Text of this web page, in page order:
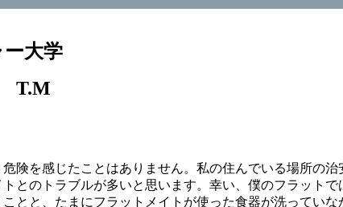
大学
T.M
険を感じたことはありません。私の住んでいる場所の
とのトラブルが多いと思います。幸い、僕のフラット
とと、たまにフラットメイトが使った食器が洗ってい